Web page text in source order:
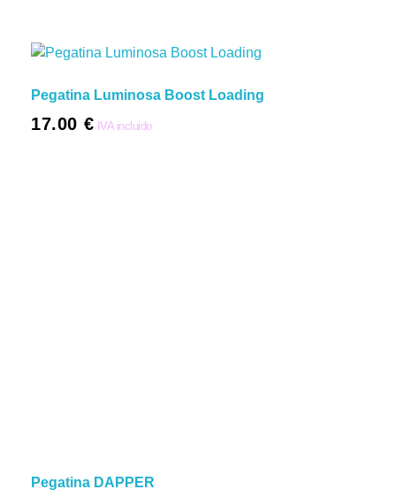
Pegatina Luminosa Boost Loading
17.00 € IVA incluido
Pegatina DAPPER